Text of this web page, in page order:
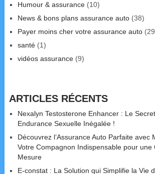
Humour & assurance(10)
News & bons plans assurance auto(38)
Payer moins cher votre assurance auto
santé(1)
vidéos assurance(9)
ARTICLES RÉCENTS
Nexalyn Testosterone Enhancer : Le
Endurance Sexuelle Inégalée !
Découvrez l’Assurance Auto Parfaite avec
Votre Compagnon Indispensable pour une
Mesure
E-constat : La Solution qui Simplifie la Vie